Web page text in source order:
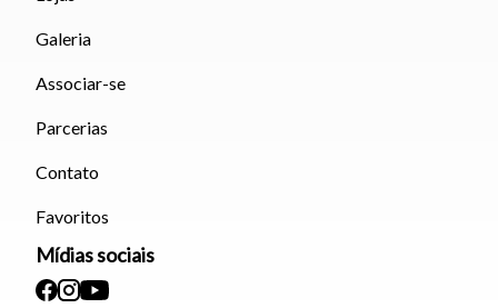
Galeria
Associar-se
Parcerias
Contato
Favoritos
Mídias sociais